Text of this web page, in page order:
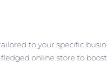
to your specific
online store to